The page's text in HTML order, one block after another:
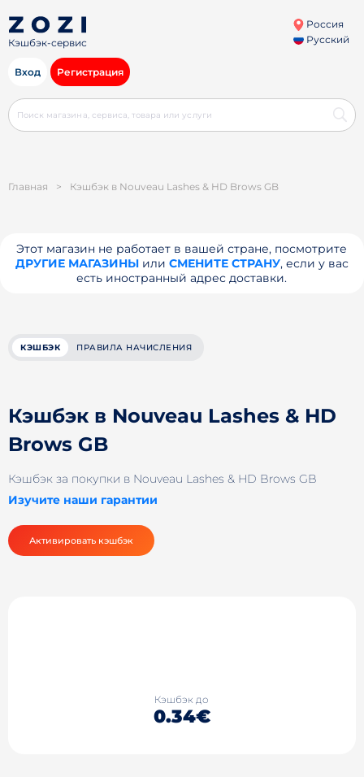
Кэшбэк-сервис
Россия
Русский
Вход Регистрация
Главная > Кэшбэк в Nouveau Lashes & HD Brows GB
Этот магазин не работает в вашей стране, посмотрите
ДРУГИЕ МАГАЗИНЫили СМЕНИТЕ СТРАНУ, если у вас
есть иностранный адрес доставки.
КЭШБЭК ПРАВИЛА НАЧИСЛЕНИЯ
Кэшбэк в Nouveau Lashes & HD
Brows GB
Кэшбэк за покупки в Nouveau Lashes & HD Brows GB
Изучите наши гарантии
Активировать кэшбэк
Кэшбэк до
0.34€